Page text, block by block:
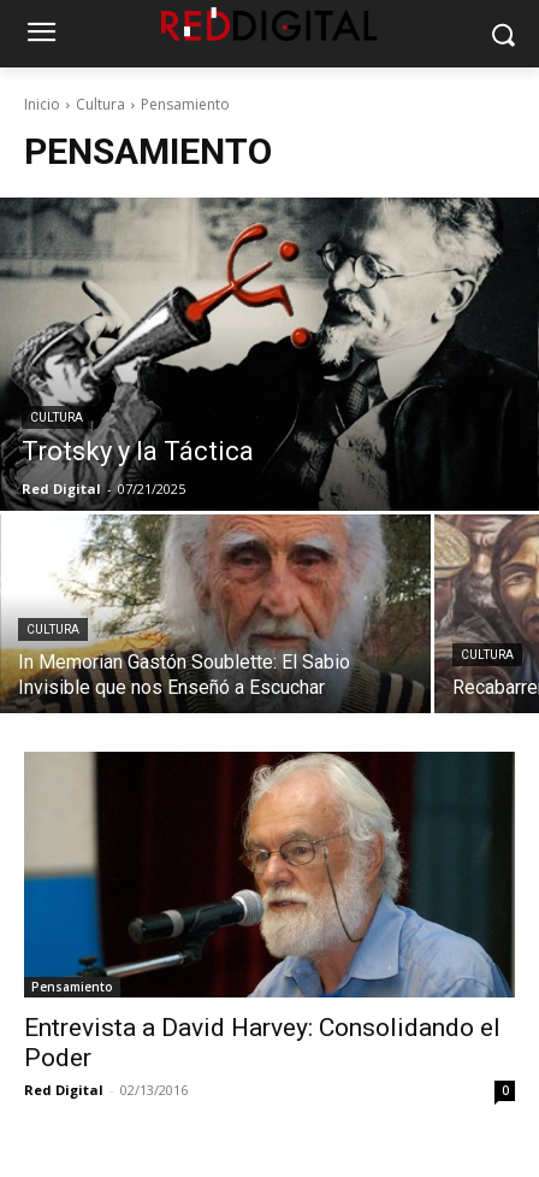
Inicio Cultura Pensamiento
PENSAMIENTO
CULTURA
Trotsky y la Táctica
Red Digital - 07/21/2025
CULTURA
In Memorian Gastón Soublette: El Sabio
Invisible que nos Enseñó a Escuchar
CULTURA
Pensamiento
Entrevista a David Harvey: Consolidando el
Poder
Red Digital - 02/13/2016 0